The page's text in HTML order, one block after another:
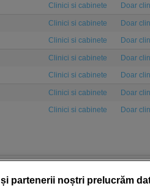
Clinici si cabinete Doar
Clinici si cabinete Doar
Clinici si cabinete Doar
Clinici si cabinete Doar
Clinici si cabinete Doar
Clinici si cabinete Doar
Clinici si cabinete Doar
partenerii noștri prelucrăm